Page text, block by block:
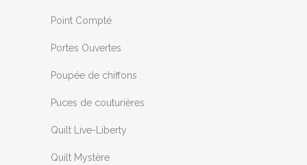
Point Compté
Portes Ouvertes
Poupée de chiffons
Puces de couturières
Quilt Live-Liberty
Quilt Mystère